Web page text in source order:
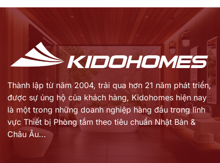
177.110.000 ₫.
143.459.000 ₫.
Thành lập từ năm 2004, trải qua hơn 21 năm phát triển,
được sự ủng hộ của khách hàng, Kidohomes hiện nay
là một trong những doanh nghiệp hàng đầu trong lĩnh
vực Thiết bị Phòng tắm theo tiêu chuẩn Nhật Bản &
Châu Âu...